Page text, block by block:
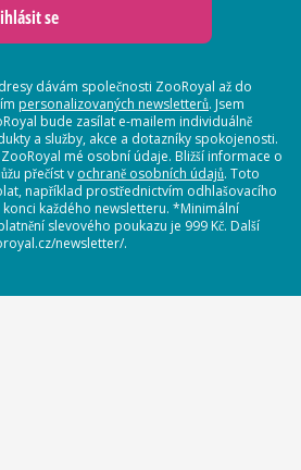
se
dávám společnosti ZooRoyal až do
personalizovaných newsletterů. Jsem
bude zasílat e-mailem individuálně
a služby, akce a dotazníky spokojenosti.
mé osobní údaje. Bližší informace o
přečíst v ochraně osobních údajů. Toto
například prostřednictvím odhlašovacího
každého newsletteru. *Minimální
slevového poukazu je 999 Kč. Další
newsletter/.